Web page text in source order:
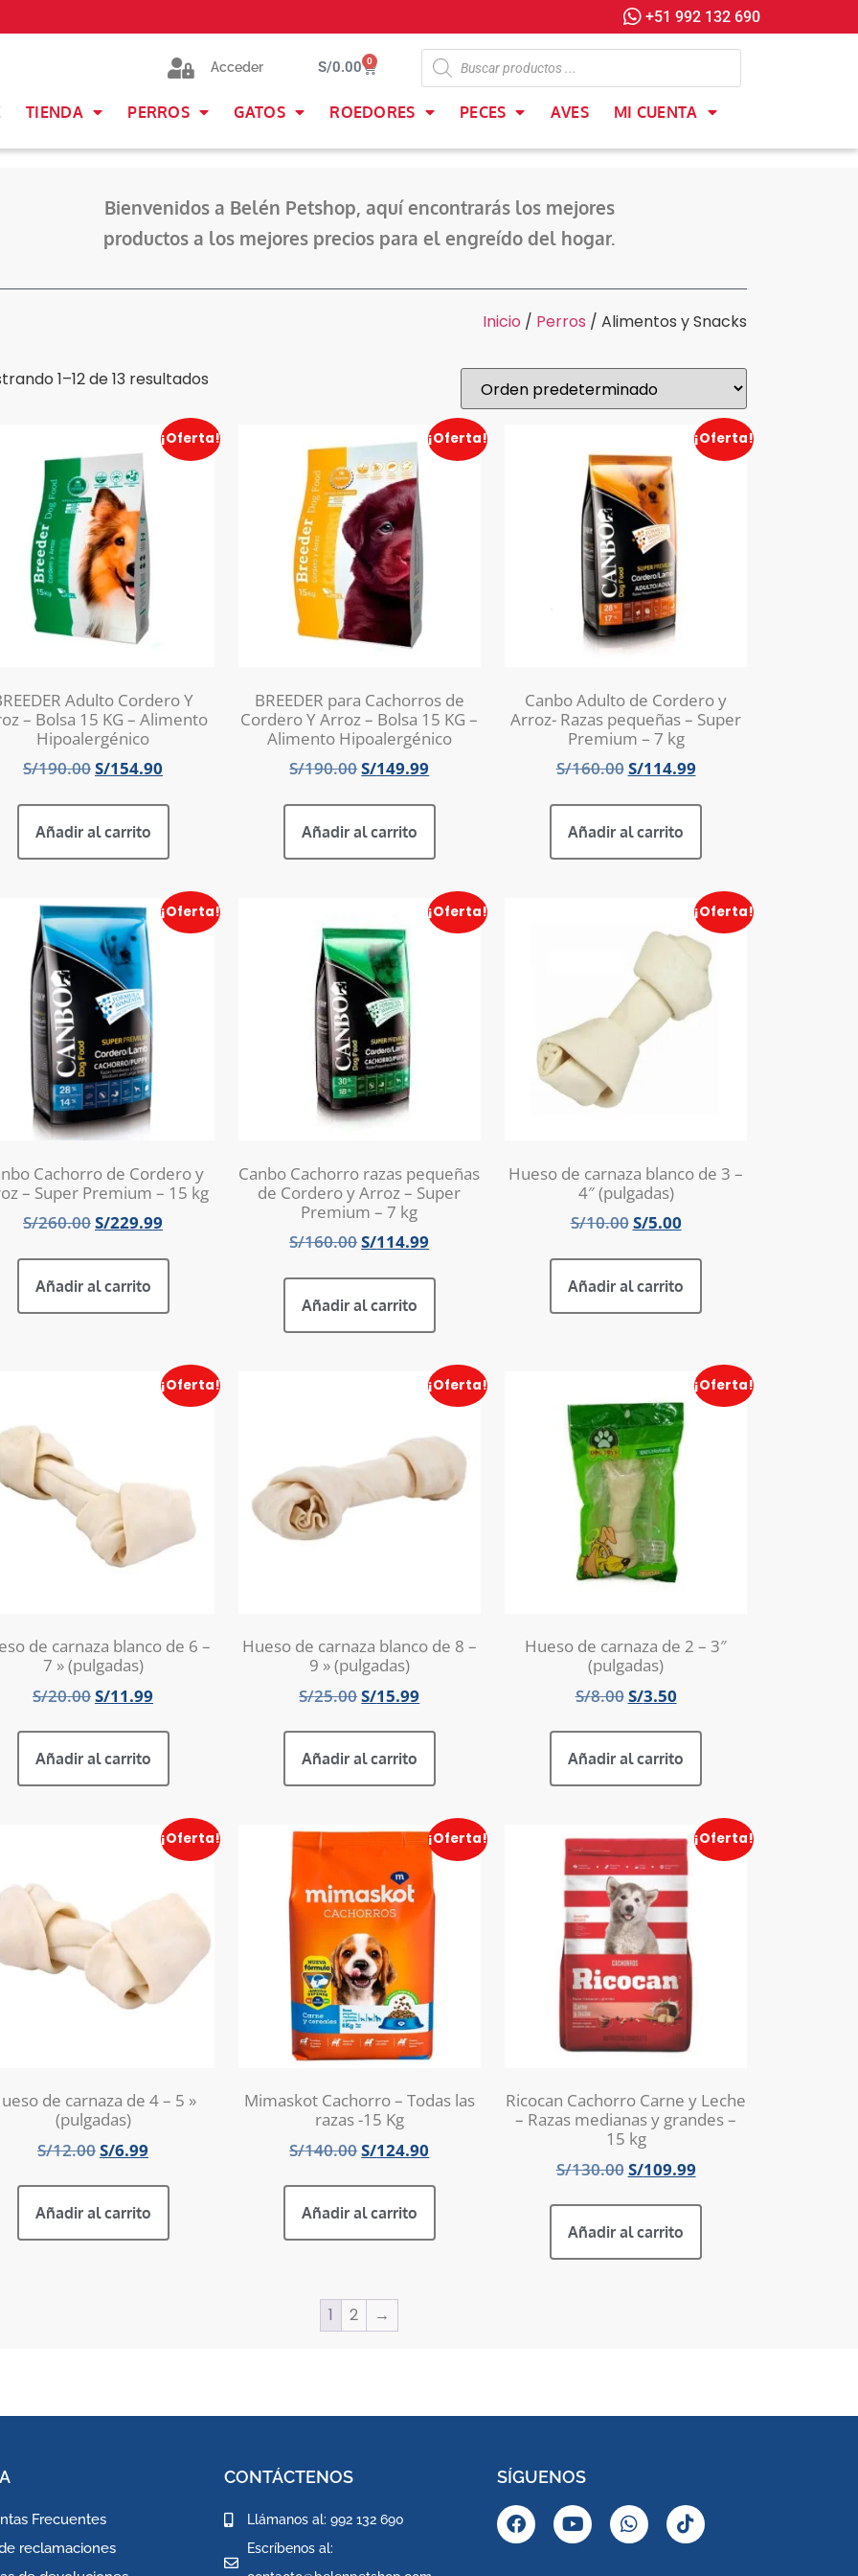
+51 992 132 690
Acceder S/0.00 0
TIENDA PERROS GATOS ROEDORES PECES AVES MI CUENTA
Bienvenidos a Belén Petshop, aquí encontrarás los mejores
productos a los mejores precios para el engreído del hogar.
Inicio / Perros / Alimentos y Snacks
1–12 de 13 resultados
¡Oferta!
Adulto Cordero Y
– Bolsa 15 KG – Alimento
Hipoalergénico
S/190.00S/154.90
Añadir al carrito
¡Oferta!
BREEDER para Cachorros de
Cordero Y Arroz – Bolsa 15 KG –
Alimento Hipoalergénico
S/190.00S/149.99
Añadir al carrito
¡Oferta!
Canbo Adulto de Cordero y
Arroz- Razas pequeñas – Super
Premium – 7 kg
S/160.00S/114.99
Añadir al carrito
¡Oferta!
Cachorro de Cordero y
– Super Premium – 15 kg
S/260.00S/229.99
Añadir al carrito
¡Oferta!
Canbo Cachorro razas pequeñas
de Cordero y Arroz – Super
Premium – 7 kg
S/160.00S/114.99
Añadir al carrito
¡Oferta!
Hueso de carnaza blanco de 3 –
4″ (pulgadas)
S/10.00S/5.00
Añadir al carrito
¡Oferta!
de carnaza blanco de 6 –
7 » (pulgadas)
S/20.00S/11.99
Añadir al carrito
¡Oferta!
Hueso de carnaza blanco de 8 –
9 » (pulgadas)
S/25.00S/15.99
Añadir al carrito
¡Oferta!
Hueso de carnaza de 2 – 3″
(pulgadas)
S/8.00S/3.50
Añadir al carrito
¡Oferta!
de carnaza de 4 – 5 »
(pulgadas)
S/12.00S/6.99
Añadir al carrito
¡Oferta!
Mimaskot Cachorro – Todas las
razas -15 Kg
S/140.00S/124.90
Añadir al carrito
¡Oferta!
Ricocan Cachorro Carne y Leche
– Razas medianas y grandes –
15 kg
S/130.00S/109.99
Añadir al carrito
1 2 →
Frecuentes
reclamaciones
CONTÁCTENOS
Llámanos al: 992 132 690
Escríbenos al:
SÍGUENOS